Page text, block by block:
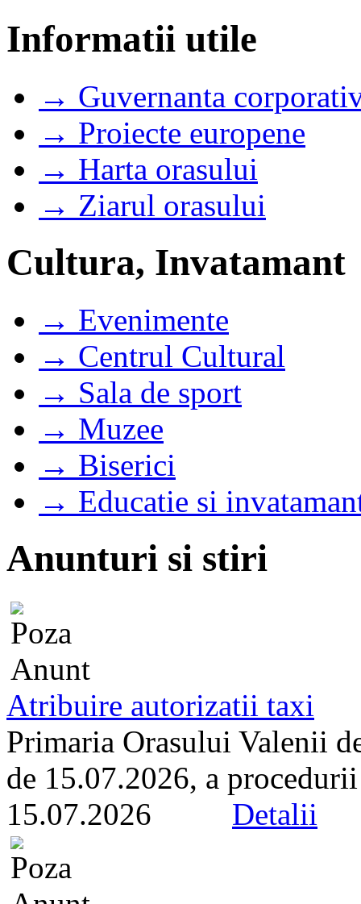
Informatii utile
→ Guvernanta
→ Proiecte europene
→ Harta orasului
→ Ziarul orasului
Cultura, Invatamant
→ Evenimente
→ Centrul Cultural
→ Sala de sport
→ Muzee
→ Biserici
→ Educatie si
Anunturi si stiri
Atribuire autorizatii taxi
Primaria Orasului Valenii
de 15.07.2026, a
15.07.2026 Detalii